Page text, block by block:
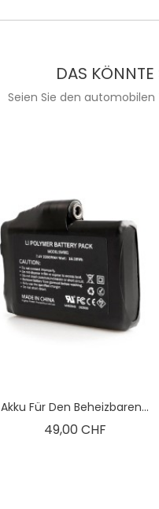
DAS KÖNNTE
Seien Sie den
Akku Für Den Beheizbaren...
49,00 CHFPreis